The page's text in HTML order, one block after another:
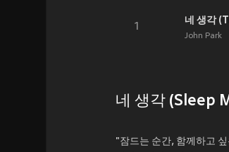
1
네 생각
John Park
네 생각 (Sleep
"잠드는 순간, 함께하고